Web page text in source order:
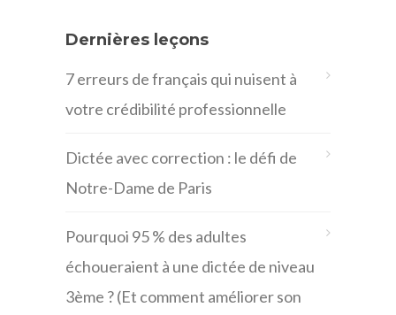
Dernières leçons
7 erreurs de français qui nuisent à
votre crédibilité professionnelle
Dictée avec correction : le défi de
Notre-Dame de Paris
Pourquoi 95 % des adultes
échoueraient à une dictée de niveau
3ème ? (Et comment améliorer son